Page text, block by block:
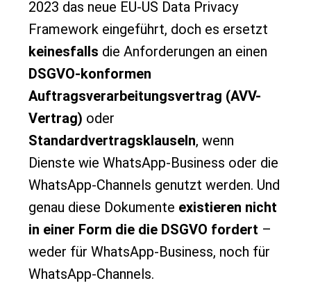
2023 das neue EU-US Data Privacy
Framework eingeführt, doch es ersetzt
keinesfalls die Anforderungen an einen
DSGVO-konformen
Auftragsverarbeitungsvertrag (AVV-
Vertrag) oder
Standardvertragsklauseln, wenn
Dienste wie WhatsApp-Business oder die
WhatsApp-Channels genutzt werden. Und
genau diese Dokumente existieren nicht
in einer Form die die DSGVO fordert –
weder für WhatsApp-Business, noch für
WhatsApp-Channels.